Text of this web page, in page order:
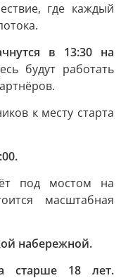
где каждый
в 13:30 на
будут работать
к месту старта
под мостом на
масштабная
набережной.
старше 18 лет.